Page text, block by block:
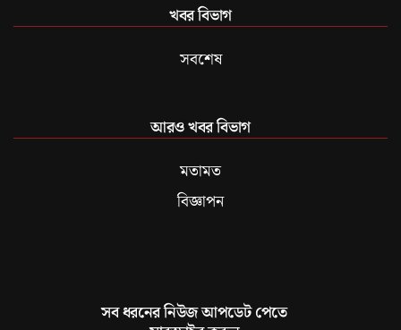
খবর বিভাগ
সবশেষ
আরও খবর বিভাগ
মতামত
বিজ্ঞাপন
সব ধরনের নিউজ আপডেট পেতে